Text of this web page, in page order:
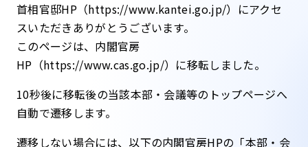
首相官邸HP（https://www.kantei.go.jp/）にアクセ
スいただきありがとうございます。
このページは、内閣官房
HP（https://www.cas.go.jp/）に移転しました。​
10秒後に移転後の当該本部・会議等のトップページへ
自動で遷移します。​
遷移しない場合には、以下の内閣官房HPの「本部・会